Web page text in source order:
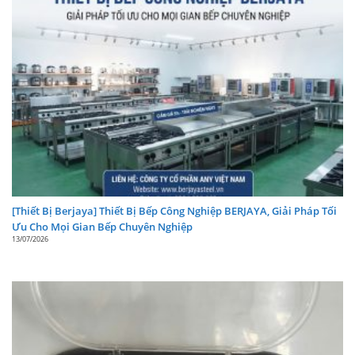
Đơn vị ngưng tụ: Làm mát bằng không khí
Điện áp: 220 ~ 240V
Tần số: 50Hz
Công suất: 920 (W)
Chất làm lạnh: R404A / 420g
Kích thước máy DxRxC: 560 x 810 x 1558 (mm)
(Máy:560 x 618 x 568; Thùng đá:560 x 810 x 990)
Kích thước đóng gói: (Máy:655 x 750 x 620;
Thùng đá:565 x 815 x 995)
Trọng lượng: (Máy 57kg; Thùng đá 24kg)
Tóm lại, máy làm đá Berjaya BJY-IM191 đóng vai trò
then chốt trong việc cung cấp một nguồn đá sạch,
ổn định và hiệu quả kinh tế, góp phần nâng cao
[Thiết Bị Berjaya] Thiết Bị Bếp Công Nghiệp BERJAYA, Giải Pháp Tối
Ưu Cho Mọi Gian Bếp Chuyên Nghiệp
13/07/2026